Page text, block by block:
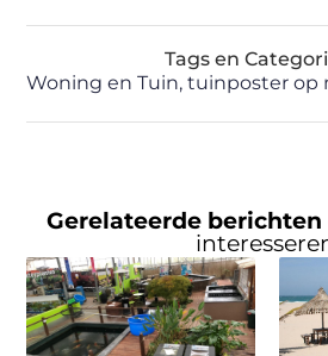
Tags en
Woning en Tuin,tuinposter op
Gerelateerde berichten